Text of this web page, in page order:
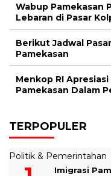
Wabup Pamekasan
Lebaran di Pasar
Berikut Jadwal
Pamekasan
Menkop RI
Pamekasan Dalam
TERPOPULER
Politik & Pemerintahan
Imigrasi